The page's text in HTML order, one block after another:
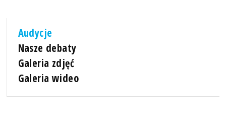
Audycje
Nasze debaty
Galeria zdjęć
Galeria wideo